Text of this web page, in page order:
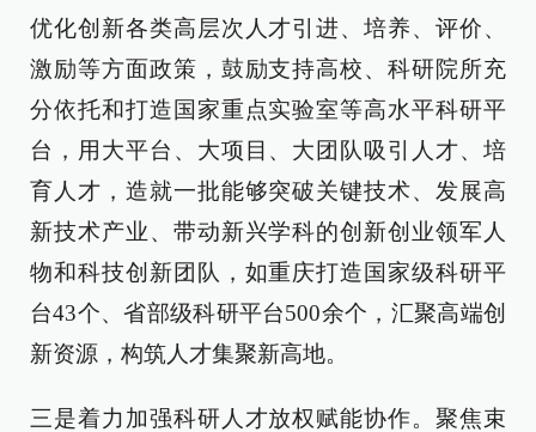
优化创新各类高层次人才引进、培养、评价、
激励等方面政策，鼓励支持高校、科研院所充
分依托和打造国家重点实验室等高水平科研平
台，用大平台、大项目、大团队吸引人才、培
育人才，造就一批能够突破关键技术、发展高
新技术产业、带动新兴学科的创新创业领军人
物和科技创新团队，如重庆打造国家级科研平
台43个、省部级科研平台500余个，汇聚高端创
新资源，构筑人才集聚新高地。
三是着力加强科研人才放权赋能协作。聚焦束